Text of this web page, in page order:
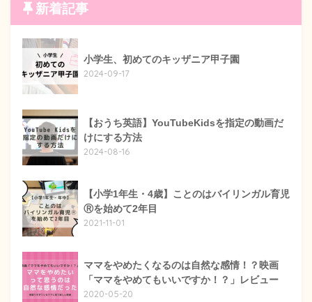
新着記事
小学生、初めてのキッザニア甲子園
2024-09-17
【おうち英語】YouTubeKidsを指定の動画だ
けにする方法
2024-08-16
【小学1年生・4歳】ことのはバイリンガル育児
Ⓡを始めて2年目
2021-11-01
ママをやめたくなるのは自然な感情！？映画
「ママをやめてもいいですか！？」レビュー
2020-05-20